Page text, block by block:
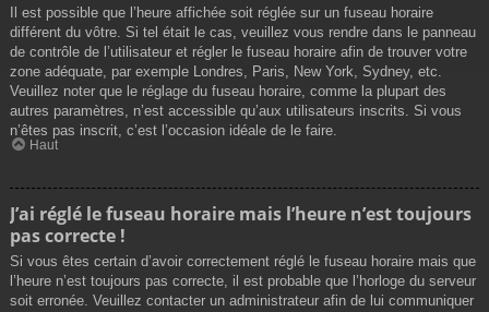
Il est possible que l’heure affichée soit réglée sur un fuseau horaire
différent du vôtre. Si tel était le cas, veuillez vous rendre dans le panneau
de contrôle de l’utilisateur et régler le fuseau horaire afin de trouver votre
zone adéquate, par exemple Londres, Paris, New York, Sydney, etc.
Veuillez noter que le réglage du fuseau horaire, comme la plupart des
autres paramètres, n’est accessible qu’aux utilisateurs inscrits. Si vous
n’êtes pas inscrit, c’est l’occasion idéale de le faire.
Haut
J’ai réglé le fuseau horaire mais l’heure n’est toujours
pas correcte !
Si vous êtes certain d’avoir correctement réglé le fuseau horaire mais que
l’heure n’est toujours pas correcte, il est probable que l’horloge du serveur
soit erronée. Veuillez contacter un administrateur afin de lui communiquer